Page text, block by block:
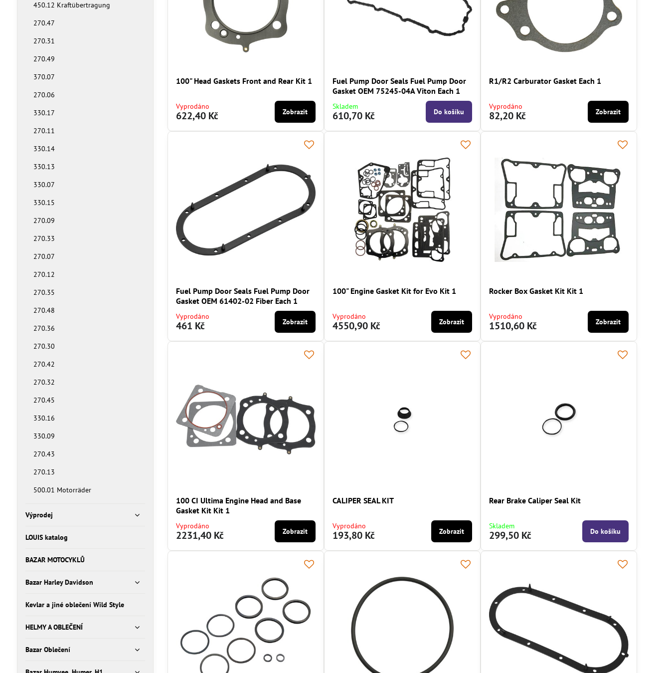
100" Head Gaskets Front and Rear Kit 1
Vyprodáno
622,40 Kč Zobrazit
Fuel Pump Door Seals Fuel Pump Door
Gasket OEM 75245-04A Viton Each 1
Skladem
610,70 Kč Do košíku
R1/R2 Carburator Gasket Each 1
Vyprodáno
82,20 Kč Zobrazit
Fuel Pump Door Seals Fuel Pump Door
Gasket OEM 61402-02 Fiber Each 1
Vyprodáno
461 Kč Zobrazit
100" Engine Gasket Kit for Evo Kit 1
Vyprodáno
4550,90 Kč Zobrazit
Rocker Box Gasket Kit Kit 1
Vyprodáno
1510,60 Kč Zobrazit
100 CI Ultima Engine Head and Base
Gasket Kit Kit 1
Vyprodáno
2231,40 Kč Zobrazit
CALIPER SEAL KIT
Vyprodáno
193,80 Kč Zobrazit
Rear Brake Caliper Seal Kit
Skladem
299,50 Kč Do košíku
450.12 Kraftübertragung
270.47
270.31
270.49
370.07
270.06
330.17
270.11
330.14
330.13
330.07
330.15
270.09
270.33
270.07
270.12
270.35
270.48
270.36
270.30
270.42
270.32
270.45
330.16
330.09
270.43
270.13
500.01 Motorräder
Výprodej
LOUIS katalog
BAZAR MOTOCYKLŮ
Bazar Harley Davidson
Kevlar a jiné oblečení Wild Style
HELMY A OBLEČENÍ
Bazar Oblečení